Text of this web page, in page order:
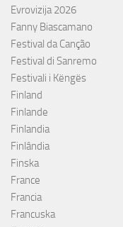
Evrovizija 2026
Fanny Biascamano
Festival da Canção
Festival di Sanremo
Festivali i Këngës
Finland
Finlande
Finlandia
Finlândia
Finska
France
Francia
Francuska